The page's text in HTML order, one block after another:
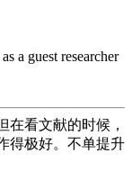
a guest researcher
在看文献的时候，
得极好。不单提升